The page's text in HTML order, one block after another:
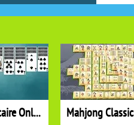
Spider Solitaire Online Mahjong Classic